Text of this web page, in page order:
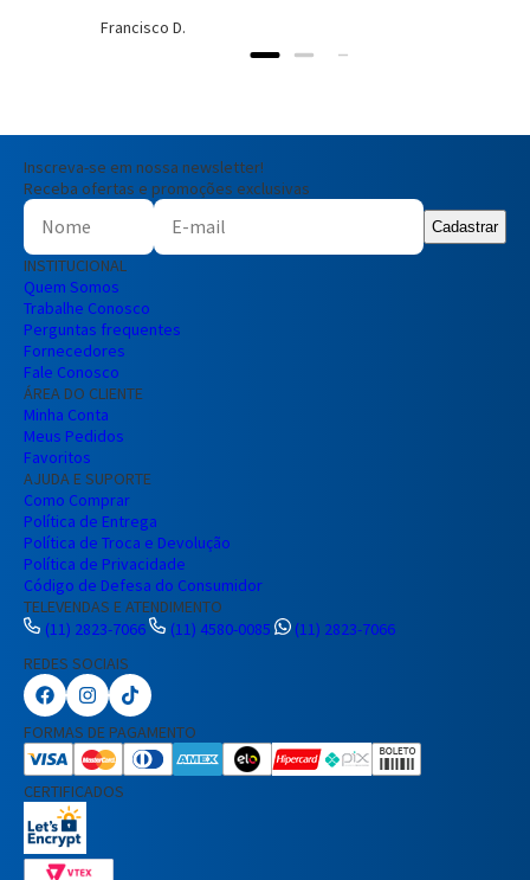
Francisco D.
Inscreva-se em nossa newsletter!
Receba ofertas e promoções exclusivas
Cadastrar
INSTITUCIONAL
Quem Somos
Trabalhe Conosco
Perguntas frequentes
Fornecedores
Fale Conosco
ÁREA DO CLIENTE
Minha Conta
Meus Pedidos
Favoritos
AJUDA E SUPORTE
Como Comprar
Política de Entrega
Política de Troca e Devolução
Política de Privacidade
Código de Defesa do Consumidor
TELEVENDAS E ATENDIMENTO
(11) 2823-7066
(11) 4580-0085
(11) 2823-7066
REDES SOCIAIS
FORMAS DE PAGAMENTO
CERTIFICADOS
Nome Completo